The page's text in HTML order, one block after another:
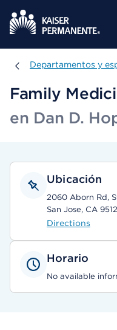
Departamentos y
Departamentos y
Family
en Dan D.
Ubicación
2060 Aborn Rd,
San Jose, CA
Directions
Horario
No available